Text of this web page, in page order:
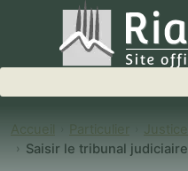
Accueil Particulier Justice
Saisir le tribunal judiciaire